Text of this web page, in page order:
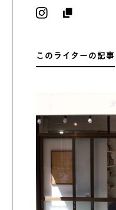
このライターの記事